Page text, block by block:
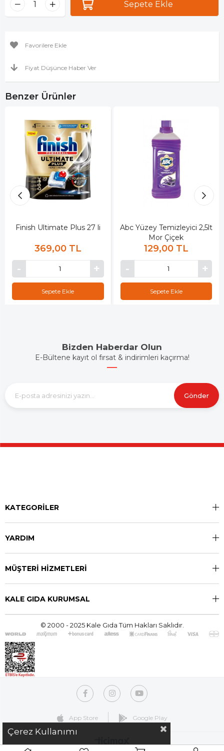
Favorilere Ekle
Fiyat Düşünce Haber Ver
Benzer Ürünler
Finish Ultimate Plus 27 li
369,00 TL
Sepete Ekle
Abc Yüzey Temizleyici 2,5lt
Mor Çiçek
129,00 TL
Sepete Ekle
Bizden Haberdar Olun
E-Bültene kayıt ol fırsat & indirimleri kaçırma!
Gönder
KATEGORİLER
YARDIM
MÜŞTERİ HİZMETLERİ
KALE GIDA KURUMSAL
© 2000 - 2025 Kale Gıda Tüm Hakları Saklıdır.
App Store Google Play
Çerez Kullanımı